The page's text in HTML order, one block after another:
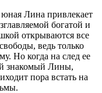
Лина привлекает
богатой и
открываются все
ведь только
Но когда на след ее
знакомый Лины,
пора встать на